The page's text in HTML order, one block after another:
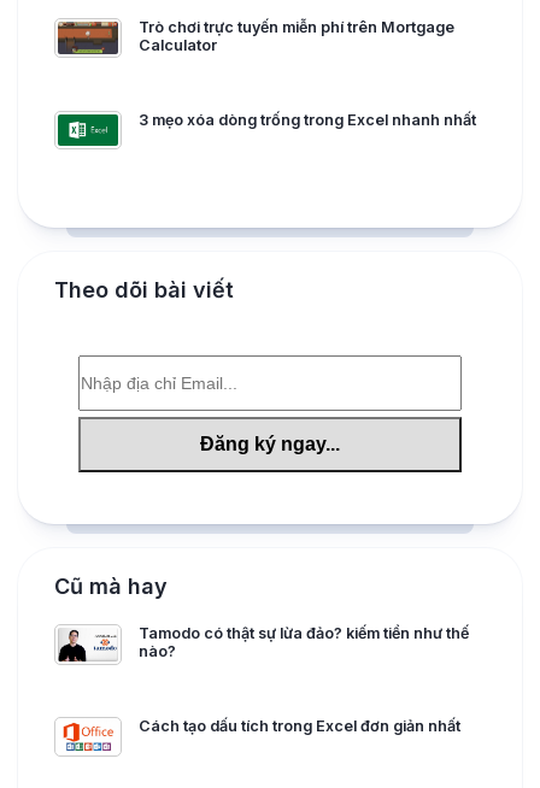
Trò chơi trực tuyến miễn phí trên Mortgage
Calculator
3 mẹo xóa dòng trống trong Excel nhanh nhất
Theo dõi bài viết
Cũ mà hay
Tamodo có thật sự lừa đảo? kiếm tiền như thế
nào?
Cách tạo dấu tích trong Excel đơn giản nhất